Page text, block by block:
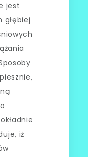
jest
głębiej
iż